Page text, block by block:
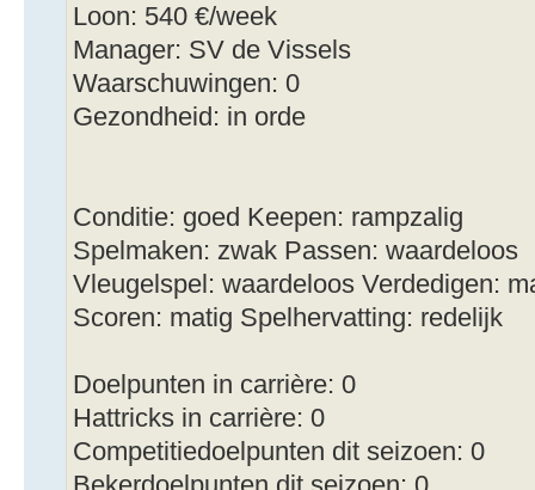
Loon: 540 €/week
Manager: SV de Vissels
Waarschuwingen: 0
Gezondheid: in orde
Conditie: goed Keepen: rampzalig
Spelmaken: zwak Passen: waardeloos
Vleugelspel: waardeloos Verdedigen:
Scoren: matig Spelhervatting: redelijk
Doelpunten in carrière: 0
Hattricks in carrière: 0
Competitiedoelpunten dit seizoen: 0